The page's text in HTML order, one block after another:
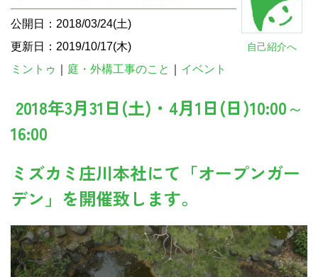
自己紹介へ
公開日：2018/03/24(土)
更新日：2019/10/17(木)
ミントゥ
庭・外構工事のこと イベント
2018年3月31日(土)・4月1日(日)10:00～
16:00
ミズカミ庄川本社にて「オープンガー
デン」を開催致します。